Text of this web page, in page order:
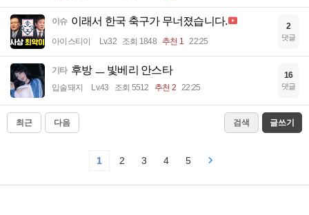
이슈 이래서 한국 축구가 무너졌습니다.
아이스티이 Lv.32 조회 1848 추천 1 22:25
2
댓글
기타 후방 ㅡ 빛베리 안스타
입술돼지 Lv.43 조회 5512 추천 2 22:25
16
댓글
최근 다음 검색 글쓰기
1 2 3 4 5